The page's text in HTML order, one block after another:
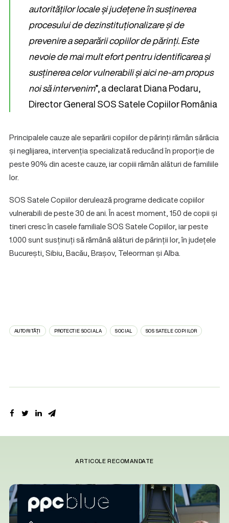
autorităților locale și județene în susținerea
procesului de dezinstituționalizare și de
prevenire a separării copiilor de părinți. Este
nevoie de mai mult efort pentru identificarea și
susținerea celor vulnerabili și aici ne-am propus
noi să intervenim”, a declarat Diana Podaru,
Director General SOS Satele Copiilor România
Principalele cauze ale separării copiilor de părinți rămân sărăcia
și neglijarea, intervenția specializată reducând în proporție de
peste 90% din aceste cauze, iar copiii rămân alături de familiile
lor.
SOS Satele Copiilor derulează programe dedicate copiilor
vulnerabili de peste 30 de ani. În acest moment, 150 de copii și
tineri cresc în casele familiale SOS Satele Copiilor, iar peste
1.000 sunt susținuți să rămână alături de părinții lor, în județele
București, Sibiu, Bacău, Brașov, Teleorman și Alba.
AUTORITĂȚI PROTECTIE SOCIALA SOCIAL SOS SATELE COPIILOR
ARTICOLE RECOMANDATE